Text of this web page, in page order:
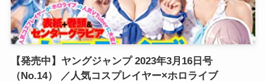
【発売中】ヤングジャンプ 2023年3月16日号
（No.14） ／人気コスプレイヤー×ホロライブ